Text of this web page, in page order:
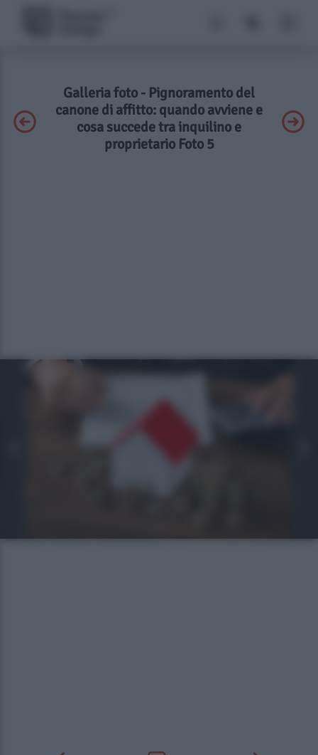
Galleria foto - Pignoramento del
canone di affitto: quando avviene e
cosa succede tra inquilino e
proprietario Foto 5